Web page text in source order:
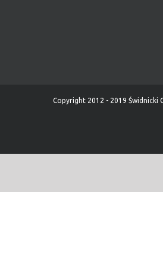
Copyright 2012 - 2019 Świdnicki